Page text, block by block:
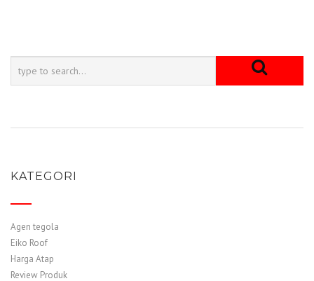
KATEGORI
Agen tegola
Eiko Roof
Harga Atap
Review Produk